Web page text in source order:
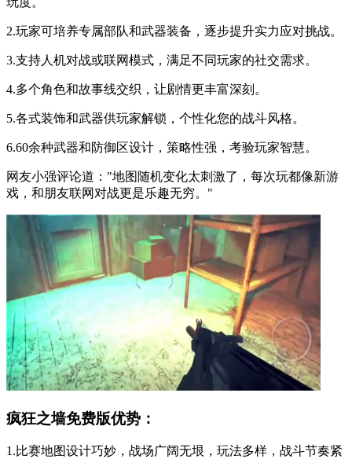
2.玩家可培养专属部队和武器装备，逐步提升实力应对挑战。
3.支持人机对战或联网模式，满足不同玩家的社交需求。
4.多个角色和故事线交织，让剧情更丰富深刻。
5.各式装饰和武器供玩家解锁，个性化您的战斗风格。
6.60余种武器和防御区设计，策略性强，考验玩家智慧。
网友小强评论道："地图随机变化太刺激了，每次玩都像新游
戏，和朋友联网对战更是乐趣无穷。"
疯狂之墙免费版优势：
1.比赛地图设计巧妙，战场广阔无垠，玩法多样，战斗节奏紧